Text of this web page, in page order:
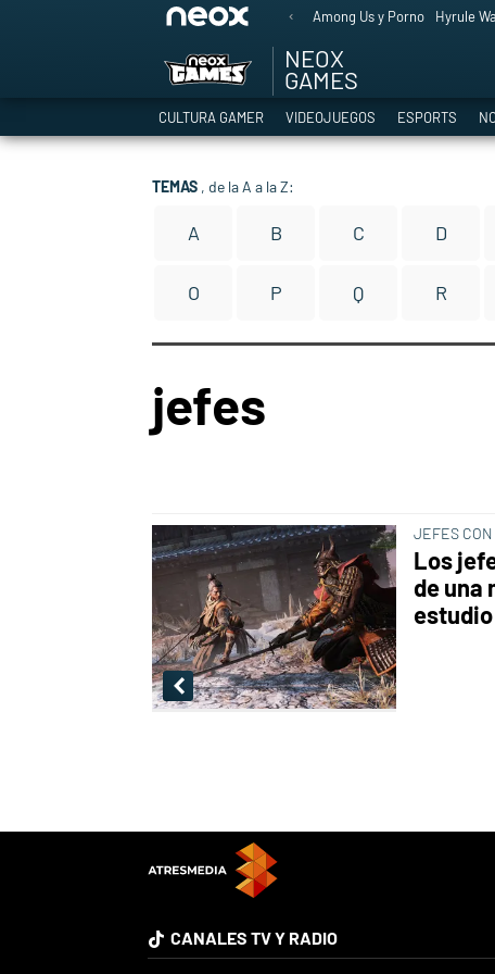
Among Us y Porno Hyrule
NEOX
GAMES
CULTURA GAMER VIDEOJUEGOS ESPORTS
TEMAS , de la A a la Z:
A B C D
O P Q R
jefes
JEFES CON
Los
de una
estudio
CANALES TV Y RADIO